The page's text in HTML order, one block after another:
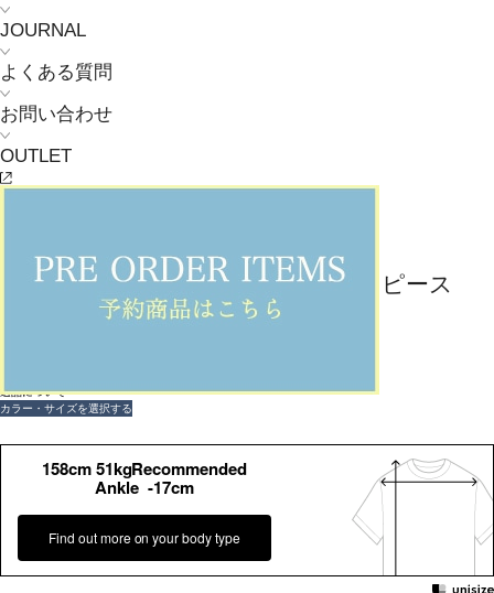
JOURNAL
よくある質問
お問い合わせ
OUTLET
L'EQUIPE
【大きいサイズ】圧縮スムースワンピース
返品について
カラー・サイズを選択する
158cm 51kgRecommended
Ankle -17cm
Find out more on your body type